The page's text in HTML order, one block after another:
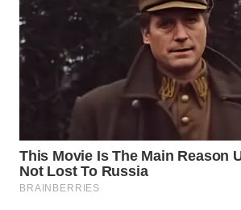
Quanto custa viajar para Buenos
Voos SP – Buenos Aires (ida e
Hospedagem (casal, 2–3
800 / noite
Free tour por Buenos Aires